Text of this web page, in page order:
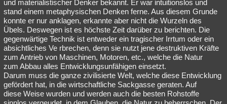
und materialistischer Denker bekannt. Er war intuitionslos und
stand einem metaphysischen Denken ferne. Aus diesem Grunde
konnte er nur anklagen, erkannte aber nicht die Wurzeln des
Übels. Deswegen ist es höchste Zeit darüber zu berichten. Die
gegenwärtige Technik ist entweder ein tragischer Irrtum oder ein
absichtliches Ve rbrechen, denn sie nutzt jene destruktiven Kräfte
zum Antrieb von Maschinen, Motoren, etc., welche die Natur
zum Abbau alles Entwicklungsunfähigen einsetzt.
Darum muss die ganze zivilisierte Welt, welche diese Entwicklung
gefördert hat, in die wirtschaftliche Sackgasse geraten. Auf
diese Weise wurden und werden auch die besten Rohstoffe